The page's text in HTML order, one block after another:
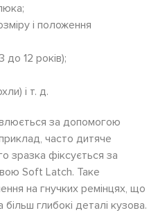
і положення
до 12 років);
і т. д.
за допомогою
часто дитяче
зразка фіксується за
Soft Latch. Таке
на гнучких ремінцях, що
глибокі деталі кузова.